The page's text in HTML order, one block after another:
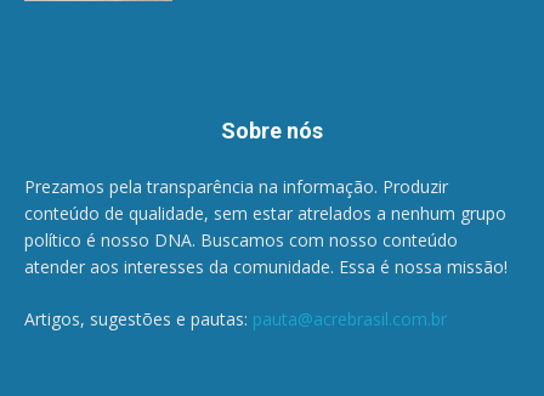
Sobre nós
Prezamos pela transparência na informação. Produzir
conteúdo de qualidade, sem estar atrelados a nenhum grupo
político é nosso DNA. Buscamos com nosso conteúdo
atender aos interesses da comunidade. Essa é nossa missão!
Artigos, sugestões e pautas: pauta@acrebrasil.com.br